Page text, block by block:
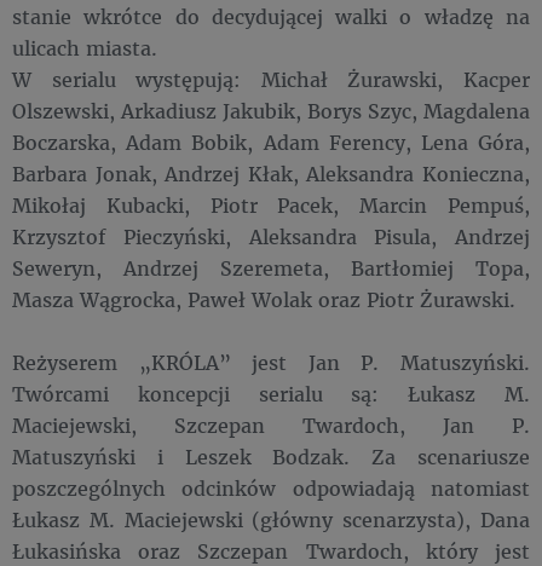
stanie wkrótce do decydującej walki o władzę na
ulicach miasta.
W serialu występują: Michał Żurawski, Kacper
Olszewski, Arkadiusz Jakubik, Borys Szyc, Magdalena
Boczarska, Adam Bobik, Adam Ferency, Lena Góra,
Barbara Jonak, Andrzej Kłak, Aleksandra Konieczna,
Mikołaj Kubacki, Piotr Pacek, Marcin Pempuś,
Krzysztof Pieczyński, Aleksandra Pisula, Andrzej
Seweryn, Andrzej Szeremeta, Bartłomiej Topa,
Masza Wągrocka, Paweł Wolak oraz Piotr Żurawski.
Reżyserem „KRÓLA” jest Jan P. Matuszyński.
Twórcami koncepcji serialu są: Łukasz M.
Maciejewski, Szczepan Twardoch, Jan P.
Matuszyński i Leszek Bodzak. Za scenariusze
poszczególnych odcinków odpowiadają natomiast
Łukasz M. Maciejewski (główny scenarzysta), Dana
Łukasińska oraz Szczepan Twardoch, który jest